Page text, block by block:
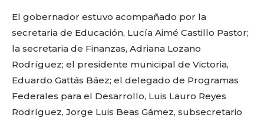
SUBSCRIBE
El gobernador estuvo acompañado por la
secretaria de Educación, Lucía Aimé Castillo Pastor;
la secretaria de Finanzas, Adriana Lozano
Rodríguez; el presidente municipal de Victoria,
Eduardo Gattás Báez; el delegado de Programas
Federales para el Desarrollo, Luis Lauro Reyes
Rodríguez, Jorge Luis Beas Gámez, subsecretario